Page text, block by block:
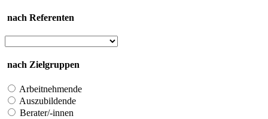
nach Referenten
nach Zielgruppen
Arbeitnehmende
Auszubildende
Berater/-innen